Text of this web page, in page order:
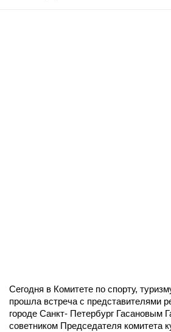
Сегодня в Комитете по спорту,
прошла встреча с представителями
городе Санкт- Петербург Гасановым
советником Председателя комитета